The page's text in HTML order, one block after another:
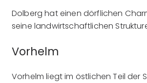
Dolberg hat einen dörflichen
seine landwirtschaftlichen
Vorhelm
Vorhelm liegt im östlichen Teil der